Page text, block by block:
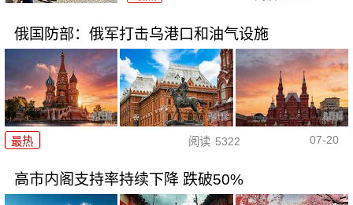
俄国防部：俄军打击乌港口和油气设施
最热 阅读 5322 07-20
高市内阁支持率持续下降 跌破50%